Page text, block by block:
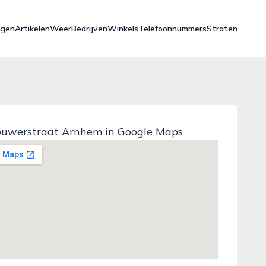
ArtikelenWeerBedrijvenWinkelsTelefoonnummersStraten
Arnhem in Google Maps